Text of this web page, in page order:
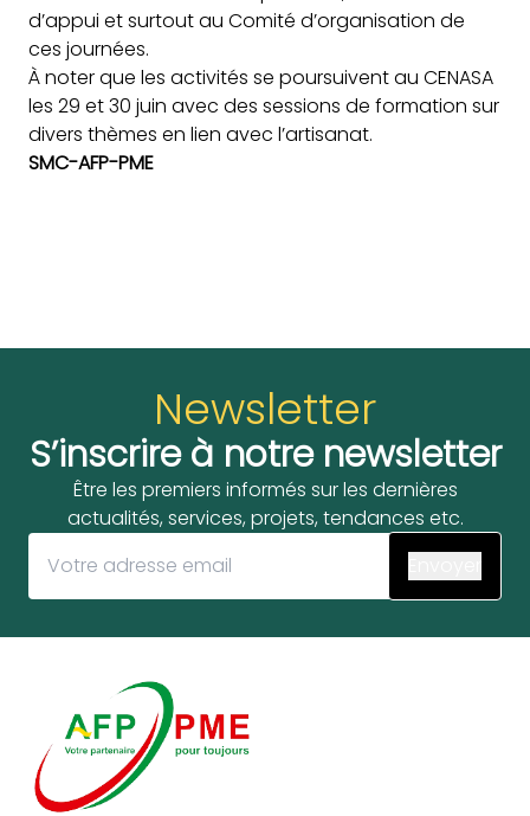
d’appui et surtout au Comité d’organisation de
ces journées.
À noter que les activités se poursuivent au CENASA
les 29 et 30 juin avec des sessions de formation sur
divers thèmes en lien avec l’artisanat.
SMC-AFP-PME
Newsletter
S’inscrire à notre newsletter
Être les premiers informés sur les dernières
actualités, services, projets, tendances etc.